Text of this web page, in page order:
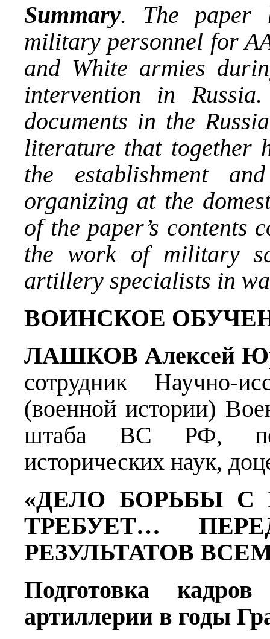
Summary. The paper
military personnel for
and White armies
intervention in
documents in the
literature that together
the establishment
organizing at the
of the paper’s contents
the work of military
artillery specialists in
ВОИНСКОЕ
ЛАШКОВ Алексей
сотрудник Научно-
(военной истории)
штаба ВС РФ,
исторических наук,
«ДЕЛО БОРЬБЫ
ТРЕБУЕТ…
РЕЗУЛЬТАТОВ
Подготовка кадров
артиллерии в годы